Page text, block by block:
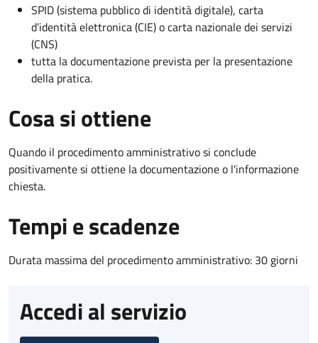
SPID (sistema pubblico di identità digitale), carta
d’identità elettronica (CIE) o carta nazionale dei servizi
(CNS)
tutta la documentazione prevista per la presentazione
della pratica.
Cosa si ottiene
Quando il procedimento amministrativo si conclude
positivamente si ottiene la documentazione o l'informazione
chiesta.
Tempi e scadenze
Durata massima del procedimento amministrativo: 30 giorni
Accedi al servizio